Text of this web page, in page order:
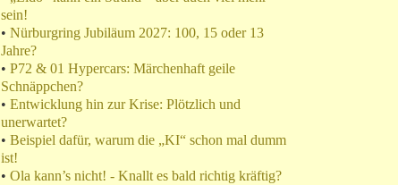
sein!
• Nürburgring Jubiläum 2027: 100, 15 oder 13
Jahre?
• P72 & 01 Hypercars: Märchenhaft geile
Schnäppchen?
• Entwicklung hin zur Krise: Plötzlich und
unerwartet?
• Beispiel dafür, warum die „KI“ schon mal dumm
ist!
• Ola kann’s nicht! - Knallt es bald richtig kräftig?